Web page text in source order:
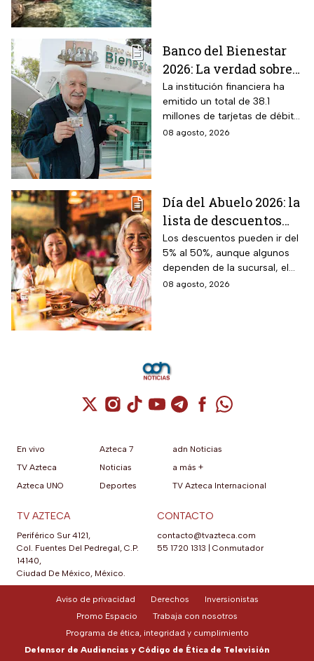
Banco del Bienestar
2026: La verdad sobre
entrar a Buró de
Crédito por tenerla
La institución financiera ha
emitido un total de 38.1
millones de tarjetas de débito
para la dispersión de los
08 agosto, 2026
Día del Abuelo 2026: la
lista de descuentos
con tu credencial
INAPAM en
restaurantes,
transporte y tiendas
Los descuentos pueden ir del
5% al 50%, aunque algunos
dependen de la sucursal, el
servicio y los lugares
08 agosto, 2026
Cuenta de X / Twitter (se abre en una
Cuenta de Instagram (se abre en una
Cuenta de TikTok (se abre en
Cuenta de YouTube (se abre
Cuenta de Telegram (se
Cuenta de
Cuenta de
En vivo
TV Azteca
Azteca UNO
Azteca 7
Noticias
Deportes
adn Noticias
a más +
TV Azteca Internacional
TV AZTECA
Periférico Sur 4121,
Col. Fuentes Del Pedregal, C.P.
14140,
Ciudad De México, México.
CONTACTO
contacto@tvazteca.com
55 1720 1313
Conmutador
Aviso de privacidad Derechos
Inversionistas
Promo Espacio
Trabaja con nosotros
Programa de ética, integridad y cumplimiento
Defensor de Audiencias y Código de Ética de Televisión